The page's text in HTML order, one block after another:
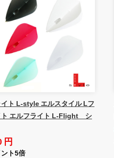
ト L-style エルスタイル Lフ
ト エルフライト L-Flight シ
円
ト5倍